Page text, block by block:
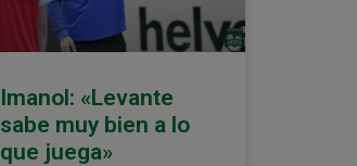
Imanol: «Levante
sabe muy bien a lo
que juega»